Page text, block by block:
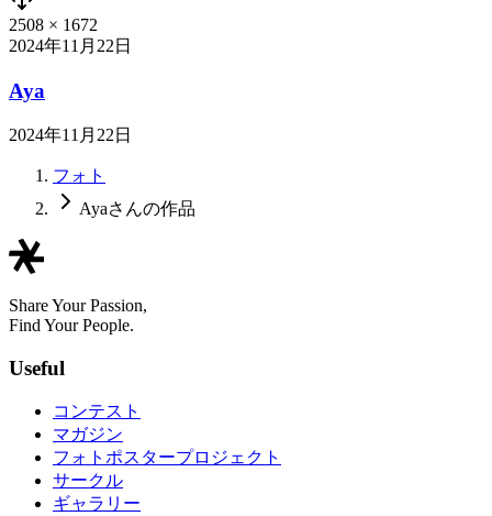
2508 × 1672
2024年11月22日
Aya
2024年11月22日
フォト
Ayaさんの作品
Share Your Passion,
Find Your People.
Useful
コンテスト
マガジン
フォトポスタープロジェクト
サークル
ギャラリー